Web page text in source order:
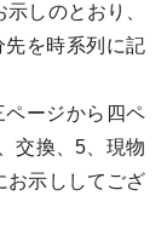
しのとおり、
を時系列に記
ージから四ペ
交換、5、現物
お示ししてござ